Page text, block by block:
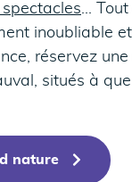
…
inoubliable
réservez
situés à
nature